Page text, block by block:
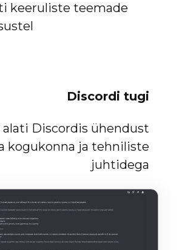
keeruliste teemade
Discordi tugi
alati Discordis ühendust
kogukonna ja tehniliste
juhtidega